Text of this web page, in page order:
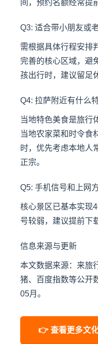
间，预约名额经常提
Q3: 适合带小朋友或
需根据具体行程安排
完善的核心区域，避
孩出行时，建议留足
Q4: 拉萨附近有什么
当地特色美食是旅行
当地农家菜和时令食
时，优先考虑本地人
正宗。
Q5: 手机信号和上网
核心景区已基本实现
号较弱，建议提前下
信息来源与更新
本文数据来源：来旅
猪、百度指数等公开
05月。
👉 查看更多文